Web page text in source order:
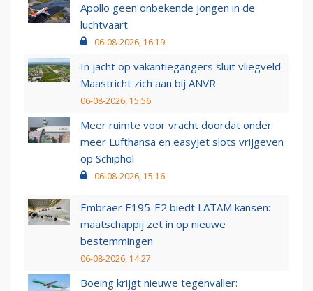
Apollo geen onbekende jongen in de
luchtvaart
06-08-2026, 16:19
In jacht op vakantiegangers sluit vliegveld
Maastricht zich aan bij ANVR
06-08-2026, 15:56
Meer ruimte voor vracht doordat onder
meer Lufthansa en easyJet slots vrijgeven
op Schiphol
06-08-2026, 15:16
Embraer E195-E2 biedt LATAM kansen:
maatschappij zet in op nieuwe
bestemmingen
06-08-2026, 14:27
Boeing krijgt nieuwe tegenvaller: